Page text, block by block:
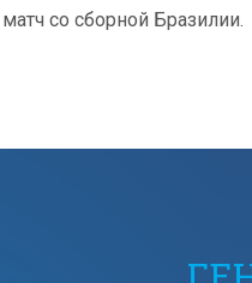
со сборной Бразилии.